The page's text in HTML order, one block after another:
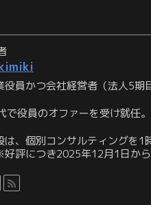
役員かつ会社経営者（法人5期
で役員のオファーを受け就任。
は、個別コンサルティングを1
好評につき2025年12月1日から